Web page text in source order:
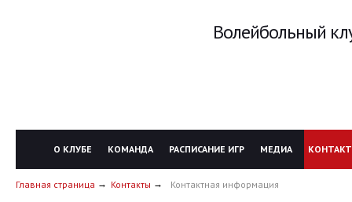
Волейбольный
О КЛУБЕ КОМАНДА РАСПИСАНИЕ ИГР МЕДИА
Главная страница Контакты Контактная информация